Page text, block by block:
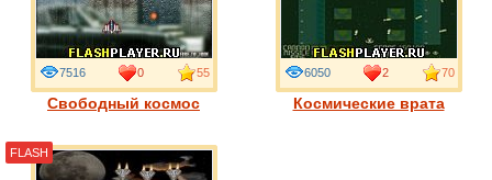
Свободный космос
7516 0 55
Космические врата
6050 2 70
FLASH